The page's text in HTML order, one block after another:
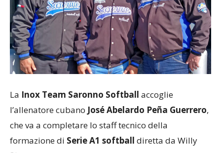
La Inox Team Saronno Softball accoglie
l’allenatore cubano José Abelardo Peña Guerrero,
che va a completare lo staff tecnico della
formazione di Serie A1 softball diretta da Willy